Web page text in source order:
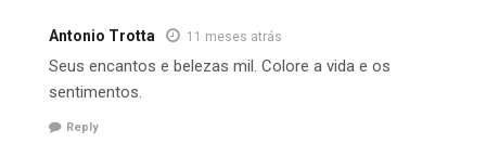
Antonio Trotta 11 meses atrás
Seus encantos e belezas mil. Colore a vida e os
sentimentos.
Reply